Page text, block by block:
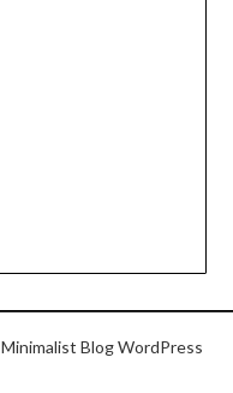
Minimalist BlogWordPress